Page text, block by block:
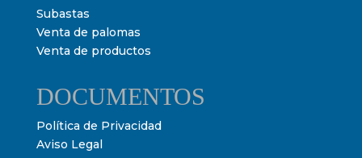
Subastas
Venta de palomas
Venta de productos
DOCUMENTOS
Política de Privacidad
Aviso Legal